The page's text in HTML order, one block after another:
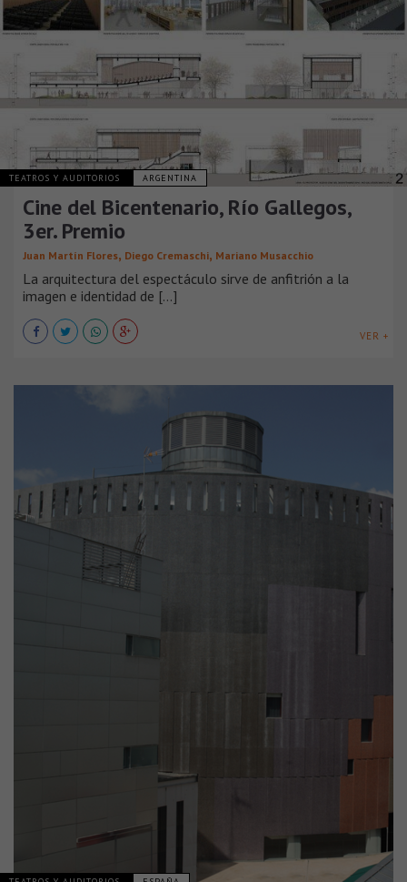
TEATROS Y AUDITORIOS ARGENTINA
Cine del Bicentenario, Río Gallegos,
3er. Premio
Juan Martín Flores, Diego Cremaschi, Mariano Musacchio
La arquitectura del espectáculo sirve de anfitrión a la
imagen e identidad de [...]
VER +